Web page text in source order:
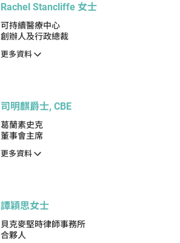
Rachel Stancliffe 女士
可持續醫療中心
創辦人及行政總裁
更多資料
司明麒爵士, CBE
葛蘭素史克
董事會主席
更多資料
譚穎思女士
貝克麥堅時律師事務所
合夥人